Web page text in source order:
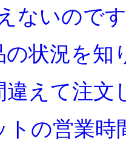
ないので
の状況を知
違えて注文
トの営業時